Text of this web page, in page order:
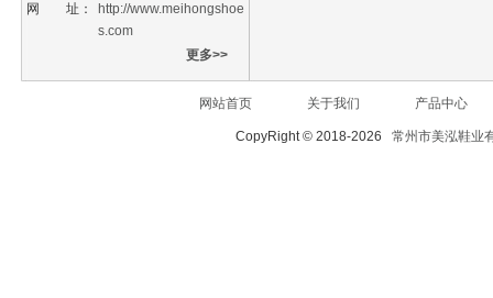
网 址：
http://www.meihongshoe
s.com
更多>>
网站首页 关于我们 产品中心
CopyRight © 2018-2026 常州市美泓鞋业